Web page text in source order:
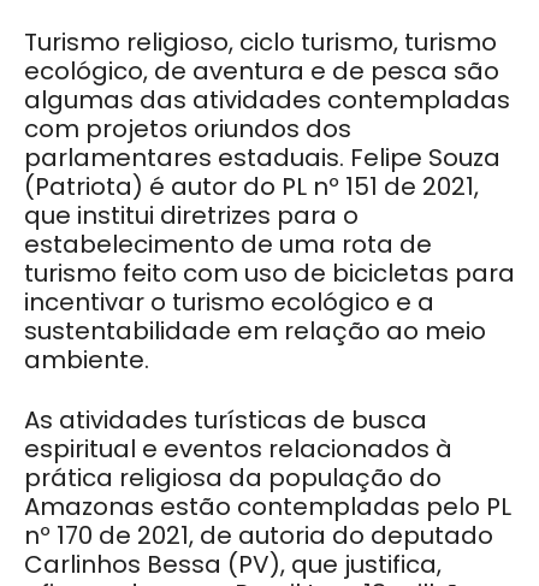
Turismo religioso, ciclo turismo, turismo
ecológico, de aventura e de pesca são
algumas das atividades contempladas
com projetos oriundos dos
parlamentares estaduais. Felipe Souza
(Patriota) é autor do PL nº 151 de 2021,
que institui diretrizes para o
estabelecimento de uma rota de
turismo feito com uso de bicicletas para
incentivar o turismo ecológico e a
sustentabilidade em relação ao meio
ambiente.
As atividades turísticas de busca
espiritual e eventos relacionados à
prática religiosa da população do
Amazonas estão contempladas pelo PL
nº 170 de 2021, de autoria do deputado
Carlinhos Bessa (PV), que justifica,